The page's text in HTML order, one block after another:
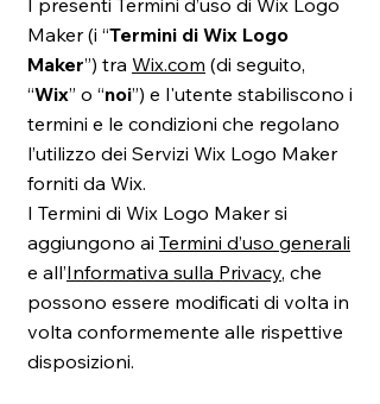
I presenti Termini d’uso di Wix Logo
Maker (i “Termini di Wix Logo
Maker”) tra Wix.com (di seguito,
“Wix” o “noi”) e l'utente stabiliscono i
termini e le condizioni che regolano
l’utilizzo dei Servizi Wix Logo Maker
forniti da Wix.
I Termini di Wix Logo Maker si
aggiungono ai Termini d’uso generali
e all’Informativa sulla Privacy, che
possono essere modificati di volta in
volta conformemente alle rispettive
disposizioni.